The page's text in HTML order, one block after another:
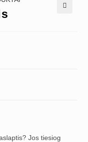
Jos tiesiog